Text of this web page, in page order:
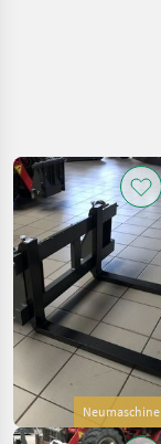
Neumaschine